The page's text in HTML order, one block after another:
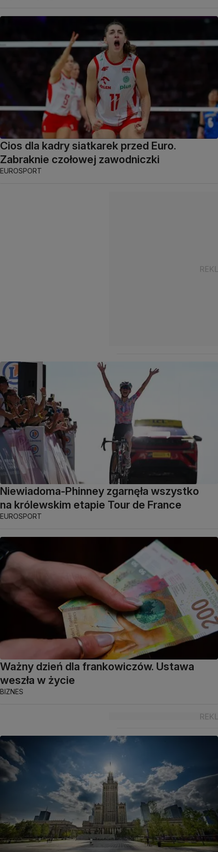
Cios dla kadry siatkarek przed Euro.
Zabraknie czołowej zawodniczki
EUROSPORT
Niewiadoma-Phinney zgarnęła wszystko
na królewskim etapie Tour de France
EUROSPORT
Ważny dzień dla frankowiczów. Ustawa
weszła w życie
BIZNES